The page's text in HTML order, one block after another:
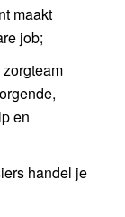
maakt
job;
en
handel je